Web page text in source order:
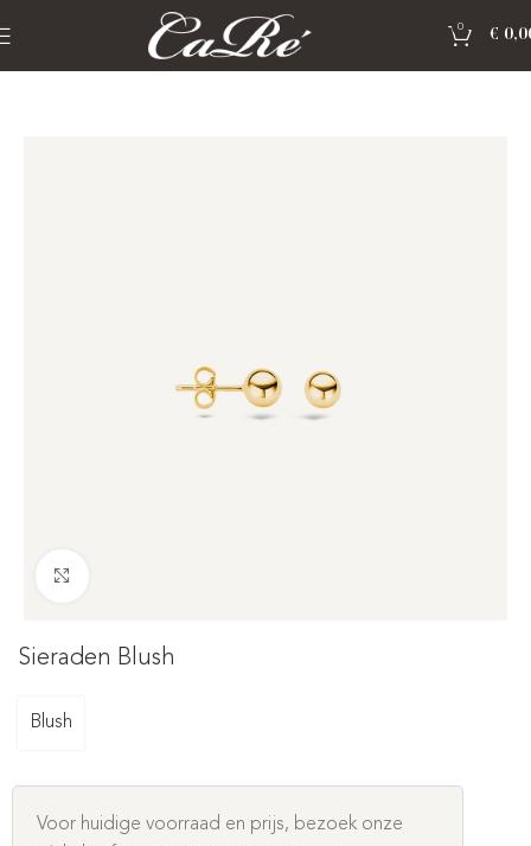
0
€
Sieraden Blush
Sieraden Blush
Blush
Voor huidige voorraad en prijs, bezoek onze